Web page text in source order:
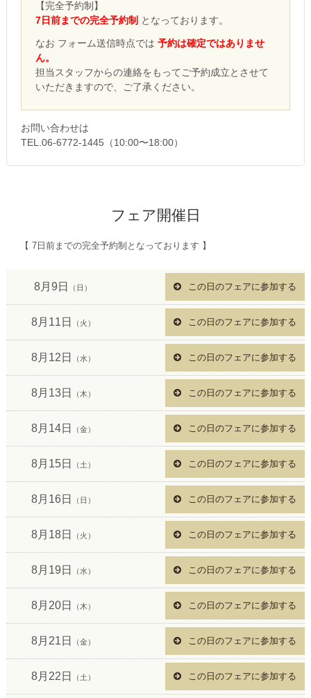
【完全予約制】
7日前までの完全予約制 となっております。
なお フォーム送信時点では 予約は確定ではありませ
ん。
担当スタッフからの連絡をもってご予約成立とさせて
いただきますので、ご了承ください。
お問い合わせは
TEL.06-6772-1445（10:00〜18:00）
フェア開催日
【 7日前までの完全予約制となっております 】
8月9日 （日） この日のフェアに参加する
8月11日 （火） この日のフェアに参加する
8月12日 （水） この日のフェアに参加する
8月13日 （木） この日のフェアに参加する
8月14日 （金） この日のフェアに参加する
8月15日 （土） この日のフェアに参加する
8月16日 （日） この日のフェアに参加する
8月18日 （火） この日のフェアに参加する
8月19日 （水） この日のフェアに参加する
8月20日 （木） この日のフェアに参加する
8月21日 （金） この日のフェアに参加する
8月22日 （土） この日のフェアに参加する